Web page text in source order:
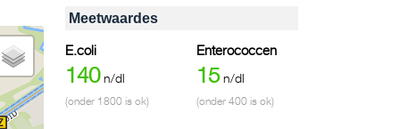
Meetwaardes
E.coli
140 n/dl
(onder 1800 is ok)
Enterococcen
15 n/dl
(onder 400 is ok)